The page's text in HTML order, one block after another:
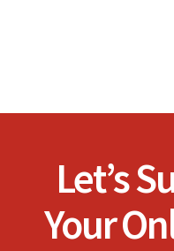
Let’s
Your